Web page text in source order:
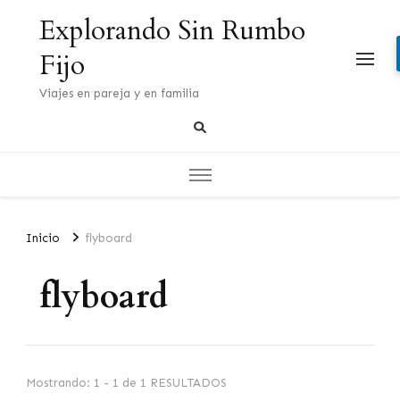
Explorando Sin Rumbo
Fijo
Viajes en pareja y en familia
Inicio flyboard
flyboard
Mostrando: 1 - 1 de 1 RESULTADOS